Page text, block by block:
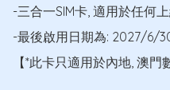
-三合一SIM卡, 適用於任何
-最後啟用日期為: 2027/6/
【*此卡只適用於內地, 澳門